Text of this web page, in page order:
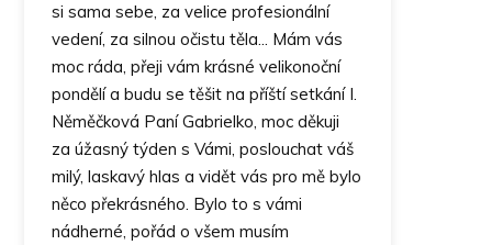
si sama sebe, za velice profesionální
vedení, za silnou očistu těla... Mám vás
moc ráda, přeji vám krásné velikonoční
pondělí a budu se těšit na příští setkání I.
Něměčková Paní Gabrielko, moc děkuji
za úžasný týden s Vámi, poslouchat váš
milý, laskavý hlas a vidět vás pro mě bylo
něco překrásného. Bylo to s vámi
nádherné, pořád o všem musím